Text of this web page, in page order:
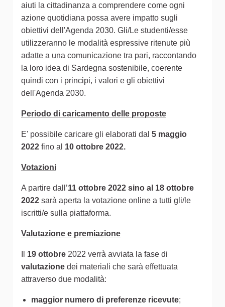
aiuti la cittadinanza a comprendere come ogni
azione quotidiana possa avere impatto sugli
obiettivi dell'Agenda 2030. Gli/Le studenti/esse
utilizzeranno le modalità espressive ritenute più
adatte a una comunicazione tra pari, raccontando
la loro idea di Sardegna sostenibile, coerente
quindi con i principi, i valori e gli obiettivi
dell'Agenda 2030.
Periodo di caricamento delle proposte
E' possibile caricare gli elaborati dal 5 maggio
2022 fino al 10 ottobre 2022.
Votazioni
A partire dall’11 ottobre 2022 sino al 18 ottobre
2022 sarà aperta la votazione online a tutti gli/le
iscritti/e sulla piattaforma.
Valutazione e premiazione
19 ottobre 2022 verrà avviata la fase di
valutazione dei materiali che sarà effettuata
attraverso due modalità:
maggior numero di preferenze ricevute;